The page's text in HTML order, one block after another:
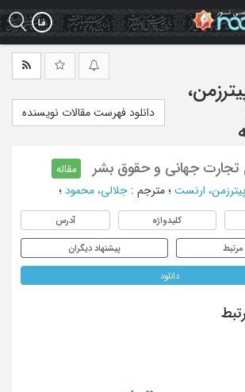
دانلود فهرست مقالات نویسنده
تجارت جهانی و حقوق بشر
مقاله
ارنست ؛ مترجم : جلالی، محمود ؛
کلیدواژه آدرس
مرتبط پیشنهاد دیگران
دانلود